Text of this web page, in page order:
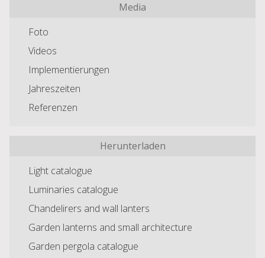
Media
Foto
Videos
Implementierungen
Jahreszeiten
Referenzen
Herunterladen
Light catalogue
Luminaries catalogue
Chandelirers and wall lanters
Garden lanterns and small architecture
Garden pergola catalogue